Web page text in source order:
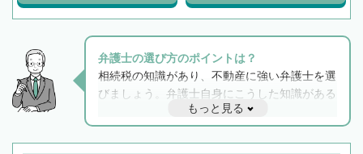
弁護士の選び方のポイントは？
相続税の知識があり、不動産に強い弁護士を選
びましょう。弁護士自身にこうした知識がある
と他士業との連携もスムーズに進み、トラブル
解決のみならず相続をトータルで任せることが
できます。また、相続は感情がからむ分野なの
もっと見る